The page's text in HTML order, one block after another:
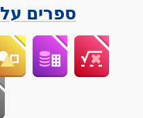
ספרים על LibreOffice